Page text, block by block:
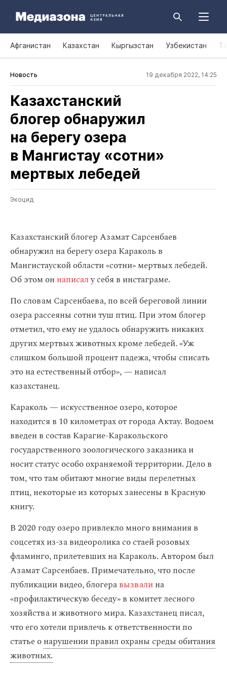
Афганистан Казахстан Кыргызстан Узбекистан
Новость 19 декабря 2022, 14:25
Казахстанский
блогер обнаружил
на берегу озера
в Мангистау «сотни»
мертвых лебедей
Экоцид
Казахстанский блогер Азамат Сарсенбаев
обнаружил на берегу озера Караколь в
Мангистауской области «сотни» мертвых лебедей.
Об этом он написалу себя в инстаграме.
По словам Сарсенбаева, по всей береговой линии
озера рассеяны сотни туш птиц. При этом блогер
отметил, что ему не удалось обнаружить никаких
других мертвых животных кроме лебедей. «Уж
слишком большой процент падежа, чтобы списать
это на естественный отбор», — написал
казахстанец.
Караколь — искусственное озеро, которое
находится в 10 километрах от города Актау. Водоем
введен в состав Карагие-Каракольского
государственного зоологического заказника и
носит статус особо охраняемой территории. Дело в
том, что там обитают многие виды перелетных
птиц, некоторые из которых занесены в Красную
книгу.
В 2020 году озеро привлекло много внимания в
соцсетях из-за видеоролика со стаей розовых
фламинго, прилетевших на Караколь. Автором был
Азамат Сарсенбаев. Примечательно, что после
публикации видео, блогеравызвалина
«профилактическую беседу» в комитет лесного
хозяйства и животного мира. Казахстанец писал,
что его хотели привлечь к ответственности по
статье онарушении правил охраны среды обитания
животных.